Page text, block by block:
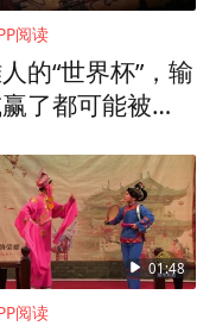
阅读
的“世界杯”，输
了都可能被当
01:48
阅读